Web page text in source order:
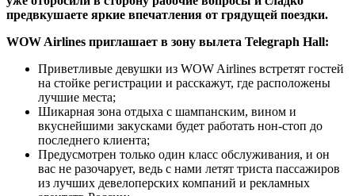
предвкушаете яркие впечатления от грядущей поездки.
WOW Airlines приглашает в зону вылета Telegraph Hall:
Приветливые девушки из WOW Airlines встретят гостей
на стойке регистрации и расскажут, где расположены
лучшие места;
Шикарная зона отдыха с шампанским, вином и
вкуснейшими закусками будет работать нон-стоп до
последнего клиента;
Предусмотрен только один класс обслуживания, и он
вас не разочарует, ведь с нами летят триста пассажиров
из лучших девелоперских компаний и рекламных